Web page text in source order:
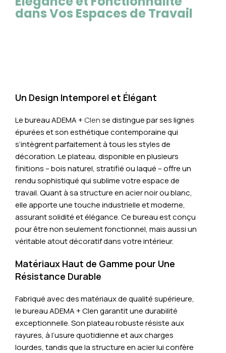
dans Vos Espaces de Travail
Un Design Intemporel et Élégant
Le bureau ADEMA +Clense distingue par ses lignes
épurées et son esthétique contemporaine qui
s’intègrent parfaitement à tous les styles de
décoration. Le plateau, disponible en plusieurs
finitions – bois naturel, stratifié ou laqué – offre un
rendu sophistiqué qui sublime votre espace de
travail. Quant à sa structure en acier noir ou blanc,
elle apporte une touche industrielle et moderne,
assurant solidité et élégance. Ce bureau est conçu
pour être non seulement fonctionnel, mais aussi un
véritable atout décoratif dans votre intérieur.
Matériaux Haut de Gamme pour Une
Résistance Durable
Fabriqué avec des matériaux de qualité supérieure,
le bureau ADEMA + Clen garantit une durabilité
exceptionnelle. Son plateau robuste résiste aux
rayures, à l’usure quotidienne et aux charges
lourdes, tandis que la structure en acier lui confère